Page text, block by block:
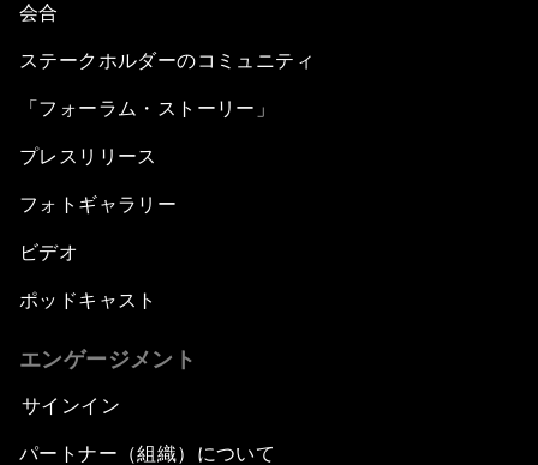
会合
ステークホルダーのコミュニティ
「フォーラム・ストーリー」
プレスリリース
フォトギャラリー
ビデオ
ポッドキャスト
エンゲージメント
サインイン
パートナー（組織）について